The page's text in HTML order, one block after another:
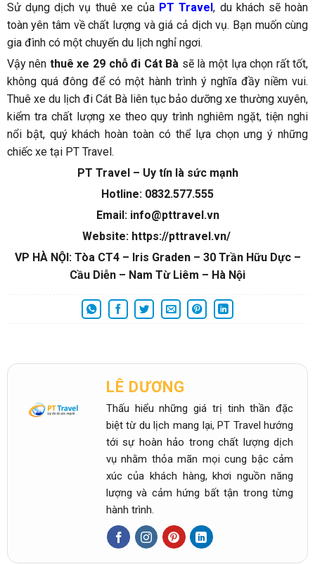
Sử dụng dịch vụ thuê xe của PT Travel, du khách sẽ hoàn
toàn yên tâm về chất lượng và giá cả dịch vụ. Bạn muốn cùng
gia đình có một chuyến du lịch nghỉ ngơi.
Vậy nên thuê xe 29 chỗ đi Cát Bà sẽ là một lựa chọn rất tốt,
không quá đông để có một hành trình ý nghĩa đầy niềm vui.
Thuê xe du lịch đi Cát Bà liên tục bảo dưỡng xe thường xuyên,
kiểm tra chất lượng xe theo quy trình nghiêm ngặt, tiện nghi
nổi bật, quý khách hoàn toàn có thể lựa chọn ưng ý những
chiếc xe tại PT Travel.
PT Travel – Uy tín là sức mạnh
Hotline: 0832.577.555
Email: info@pttravel.vn
Website: https://pttravel.vn/
VP HÀ NỘI: Tòa CT4 – Iris Graden – 30 Trần Hữu Dực –
Cầu Diễn – Nam Từ Liêm – Hà Nội
LÊ DƯƠNG
Thấu hiểu những giá trị tinh thần đặc
biệt từ du lịch mang lại, PT Travel hướng
tới sự hoàn hảo trong chất lượng dịch
vụ nhằm thỏa mãn mọi cung bậc cảm
xúc của khách hàng, khơi nguồn năng
lượng và cảm hứng bất tận trong từng
hành trình.